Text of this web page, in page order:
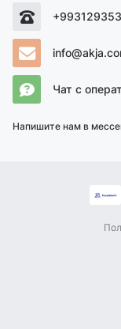
Чат с
Напишите нам в